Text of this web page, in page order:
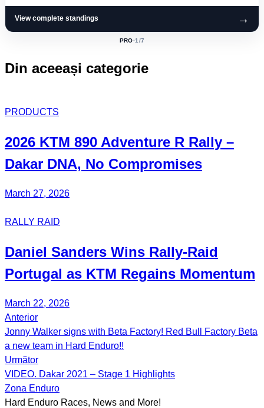
View complete standings →
ACTIVE
PRO·1 /7
Din aceeași categorie
PRODUCTS
2026 KTM 890 Adventure R Rally –
Dakar DNA, No Compromises
March 27, 2026
RALLY RAID
Daniel Sanders Wins Rally-Raid
Portugal as KTM Regains Momentum
March 22, 2026
Post
navigation
Anterior
Jonny Walker signs with Beta Factory! Red Bull Factory Beta
a new team in Hard Enduro!!
Următor
VIDEO. Dakar 2021 – Stage 1 Highlights
Zona Enduro
Hard Enduro Races, News and More!